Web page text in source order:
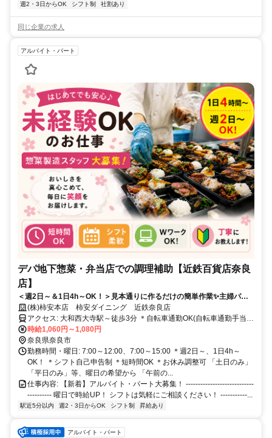
週2・3日からOK
シフト制 社割あり
同じ企業の求人
アルバイト・パート
デパ地下惣菜・弁当店での調理補助【近鉄百貨店奈良
店】
＜週2日～＆1日4h～OK！＞見本通りに作るだけの簡単作業✨主婦パー
トや学生さん多数活躍中✨勤務時間・日数はお気軽にご相談ください⭐
(株)柿安本店 柿安ダイニング 近鉄奈良店
アクセス: 大和西大寺駅～徒歩3分 ＊自転車通勤OK(自転車通勤手当支
給/規定)
時給1,060円～1,080円
奈良県奈良市
勤務時間・曜日: 7:00～12:00、7:00～15:00 ＊週2日～、1日4h～
OK！ ＊シフト自己申告制 ＊短時間OK ＊お休み調整可 「土日のみ」
「平日のみ」等、曜日の希望から 「午前の...
仕事内容: 【新着】アルバイト・パート大募集！ ----------------------------
---------- 曜日で時給UP！ シフトは気軽にご相談ください！ -----------...
駅近5分以内 週2・3日からOK シフト制 昇給あり
アルバイト・パート